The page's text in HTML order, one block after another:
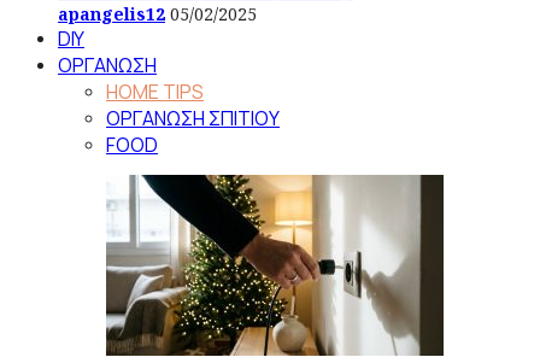
apangelis12 05/02/2025
DIY
ΟΡΓΑΝΩΣΗ
HOME TIPS
ΟΡΓΑΝΩΣΗ ΣΠΙΤΙΟΥ
FOOD